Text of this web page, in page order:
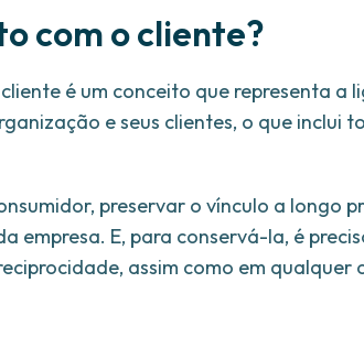
com o cliente?
é um conceito que representa a
e seus clientes, o que inclui
preservar o vínculo a longo
empresa. E, para conservá-la, é
assim como em qualquer